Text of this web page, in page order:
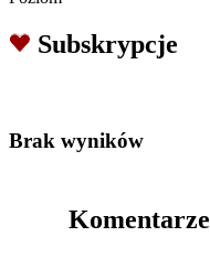
Subskrypcje
Brak wyników
Komentarze